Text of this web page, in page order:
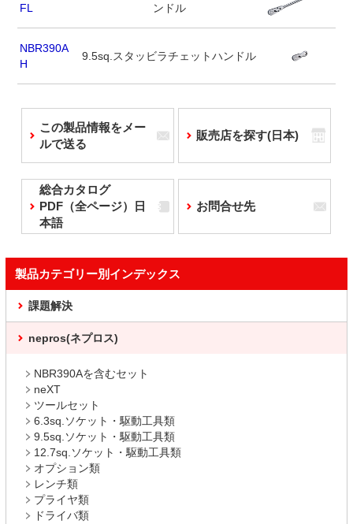
FL
ンドル
NBR390A
H
9.5sq.スタッビラチェットハンドル
この製品情報をメー
ルで送る
販売店を探す(日本)
総合カタログ
PDF（全ページ）日
本語
お問合せ先
製品カテゴリー別インデックス
課題解決
nepros(ネプロス)
NBR390Aを含むセット
neXT
ツールセット
6.3sq.ソケット・駆動工具類
9.5sq.ソケット・駆動工具類
12.7sq.ソケット・駆動工具類
オプション類
レンチ類
プライヤ類
ドライバ類